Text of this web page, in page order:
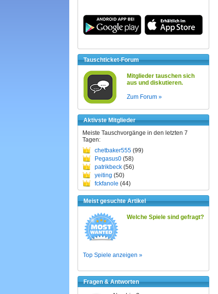
Tauschticket-Forum
Mitglieder tauschen sich
aus und diskutieren.
Zum Forum »
Aktivste Mitglieder
Meiste Tauschvorgänge in den letzten 7
Tagen:
chetbaker555 (99)
Pegasus0 (58)
patrikbeck (56)
yeiting (50)
fckfanole (44)
Meist gesuchte Artikel
Welche Spiele sind gefragt?
Top Spiele anzeigen »
Fragen & Antworten